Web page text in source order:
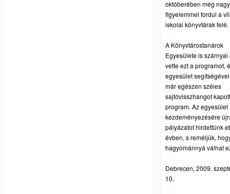
októberében még
figyelemmel fordul a
iskolai könyvtárak felé.
A Könyvtárostanárok
Egyesülete is szárnyai
vette ezt a programot,
egyesület
már egészen széles
sajtóvisszhangot
program. Az egyesület
kezdeményezésére
pályázatot hirdettünk
évben, s reméljük,
hagyománnyá válhat
Debrecen, 2009.
10.